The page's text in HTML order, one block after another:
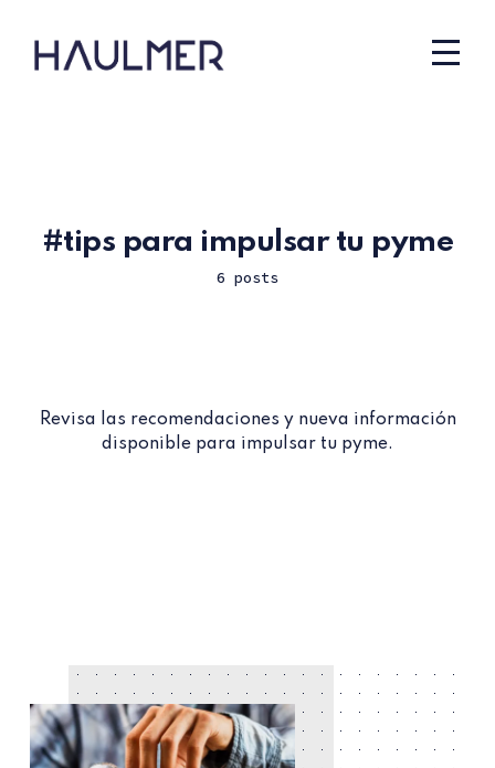
tips para impulsar tu pyme
6 posts
Revisa las recomendaciones y nueva información
disponible para impulsar tu pyme.